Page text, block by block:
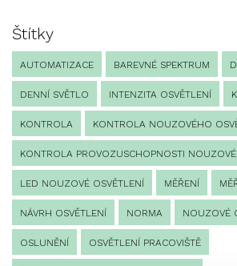
Štítky
AUTOMATIZACE BAREVNÉ SPEKTRUM
DENNÍ SVĚTLO INTENZITA OSVĚTLENÍ
KONTROLA KONTROLA NOUZOVÉHO
KONTROLA PROVOZUSCHOPNOSTI
LED NOUZOVÉ OSVĚTLENÍ MĚŘENÍ
NÁVRH OSVĚTLENÍ NORMA NOUZOVÉ
OSLUNĚNÍ OSVĚTLENÍ PRACOVIŠTĚ